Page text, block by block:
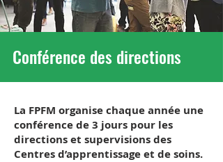
Conférence des directions
La FPFM organise chaque année une
conférence de 3 jours pour les
directions et supervisions des
Centres d’apprentissage et de soins.